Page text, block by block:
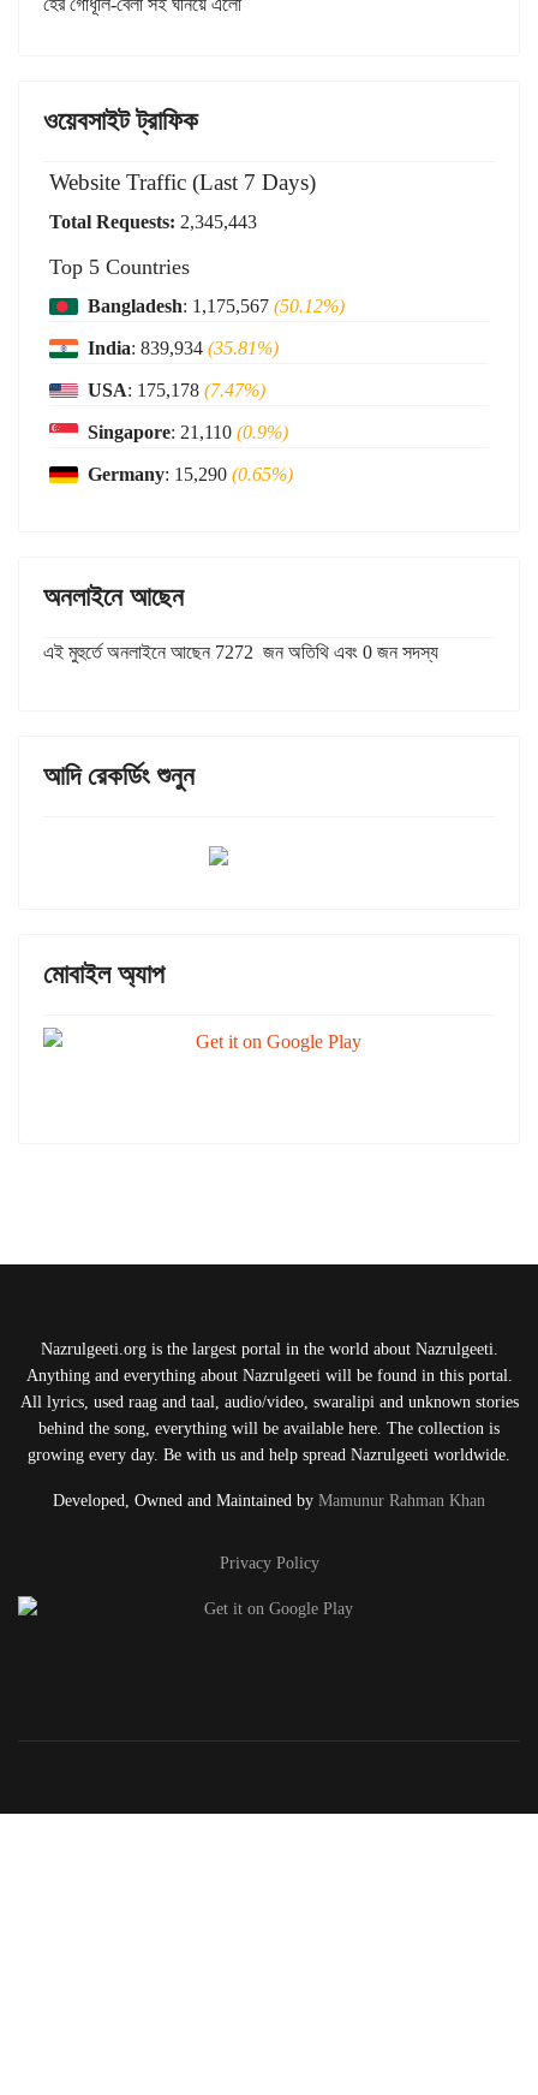
হের গোধূলি-বেলা সই ঘনিয়ে এলো
ওয়েবসাইট ট্রাফিক
Website Traffic (Last 7 Days)
Total Requests: 2,345,443
Top 5 Countries
Bangladesh: 1,175,567 (50.12%)
India: 839,934 (35.81%)
USA: 175,178 (7.47%)
Singapore: 21,110 (0.9%)
Germany: 15,290 (0.65%)
অনলাইনে আছেন
এই মুহুর্তে অনলাইনে আছেন 7272 জন অতিথি এবং 0 জন সদস্য
আদি রেকর্ডিং শুনুন
মোবাইল অ্যাপ
Nazrulgeeti.org is the largest portal in the world about Nazrulgeeti.
Anything and everything about Nazrulgeeti will be found in this portal.
All lyrics, used raag and taal, audio/video, swaralipi and unknown stories
behind the song, everything will be available here. The collection is
growing every day. Be with us and help spread Nazrulgeeti worldwide.
Developed, Owned and Maintained by Mamunur Rahman Khan
Privacy Policy